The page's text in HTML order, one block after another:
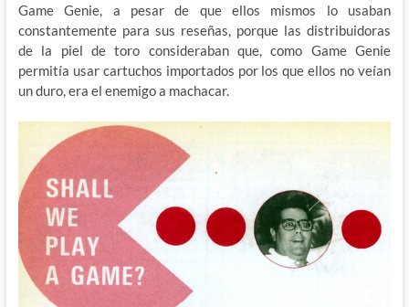
Game Genie, a pesar de que ellos mismos lo usaban
constantemente para sus reseñas, porque las distribuidoras
de la piel de toro consideraban que, como Game Genie
permitía usar cartuchos importados por los que ellos no veían
un duro, era el enemigo a machacar.